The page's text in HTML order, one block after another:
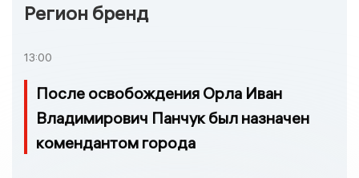
Регион бренд
13:00
После освобождения Орла Иван
Владимирович Панчук был назначен
комендантом города